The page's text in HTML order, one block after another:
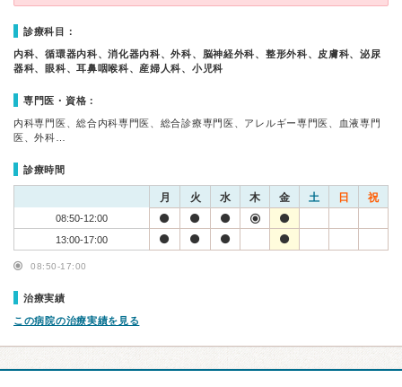
診療科目：
内科、循環器内科、消化器内科、外科、脳神経外科、整形外科、皮膚科、泌尿
器科、眼科、耳鼻咽喉科、産婦人科、小児科
専門医・資格：
内科専門医、総合内科専門医、総合診療専門医、アレルギー専門医、血液専門
医、外科…
診療時間
月 火 水 木 金 土 日 祝
08:50-12:00
13:00-17:00
08:50-17:00
治療実績
この病院の治療実績を見る